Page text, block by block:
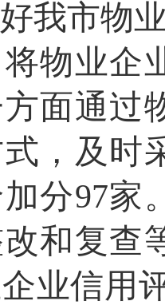
我市物
物业企
面通过
，及时
分97家
和复查
业信用